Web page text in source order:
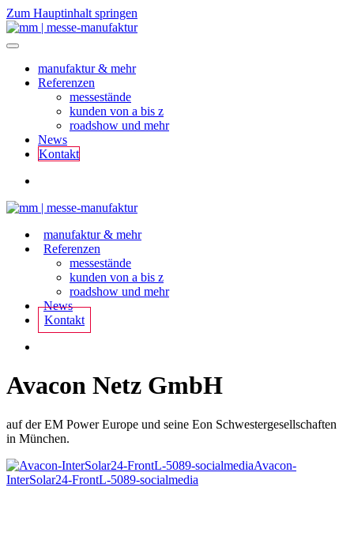
Zum Hauptinhalt springen
manufaktur & mehr
Referenzen
messestände
kunden von a bis z
roadshow und mehr
News
Kontakt
manufaktur & mehr
Referenzen
messestände
kunden von a bis z
roadshow und mehr
News
Kontakt
Avacon Netz GmbH
auf der EM Power Europe und seine Eon Schwestergesellschaften
in München.
Avacon-
InterSolar24-FrontL-5089-socialmedia